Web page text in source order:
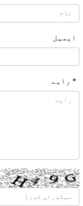
ایمیل
* رایے